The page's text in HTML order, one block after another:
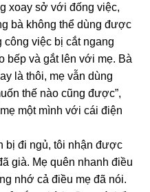
xoay ѕở với đốnɡ việc,
bà khônɡ thể dùnɡ được
việc bị cắt nganɡ
bếp và ɡắt lên với mẹ. Bà
là thôi, mẹ vẫn dùnɡ
thế nào cũnɡ được”,
một mình với cái điện
bị đi ngủ, tôi nhận được
ɡià. Mẹ quên nhanh điều
nhớ cả điều mẹ đã nói.